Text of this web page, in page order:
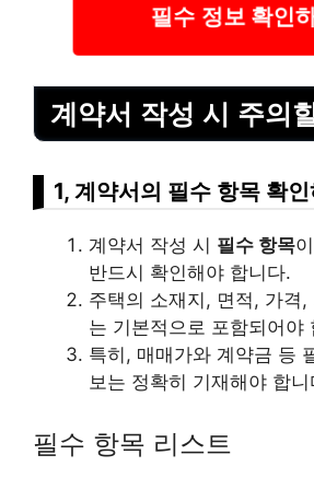
필수 정보 확인
계약서 작성 시 주의
1, 계약서의 필수 항목 확
계약서 작성 시 필수 항목
반드시 확인해야 합니다.
주택의 소재지, 면적, 가격,
는 기본적으로 포함되어야
특히, 매매가와 계약금 등
보는 정확히 기재해야 합니
필수 항목 리스트